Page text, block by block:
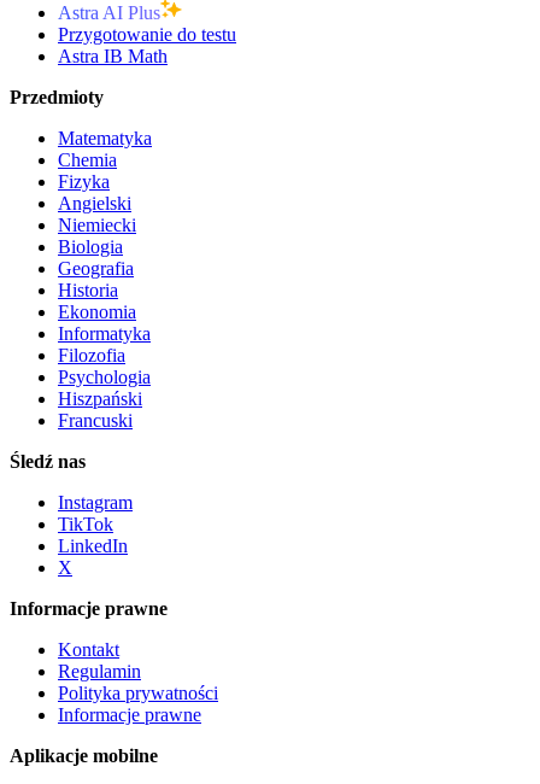
Astra AI Plus
Przygotowanie do testu
Astra IB Math
Przedmioty
Matematyka
Chemia
Fizyka
Angielski
Niemiecki
Biologia
Geografia
Historia
Ekonomia
Informatyka
Filozofia
Psychologia
Hiszpański
Francuski
Śledź nas
Instagram
TikTok
LinkedIn
X
Informacje prawne
Kontakt
Regulamin
Polityka prywatności
Informacje prawne
Aplikacje mobilne